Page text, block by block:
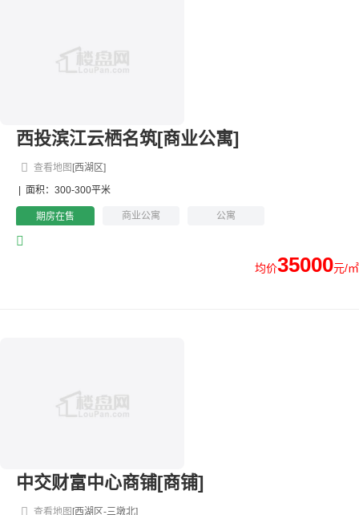
西投滨江云栖名筑[商业公寓]
[西湖区]
查看地图
面积：300-300平米
期房在售 商业公寓 公寓
均价35000元/㎡
中交财富中心商铺[商铺]
[西湖区-三墩北]
查看地图